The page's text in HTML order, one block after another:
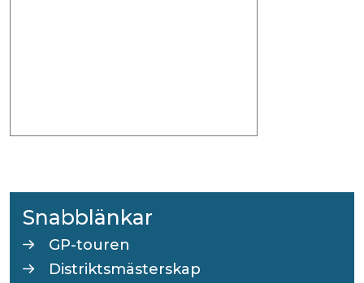
Snabblänkar
GP-touren
Distriktsmästerskap